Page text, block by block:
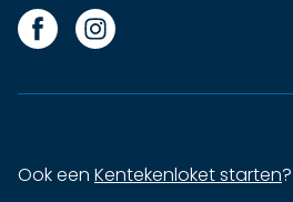
Ook een Kentekenloket starten?